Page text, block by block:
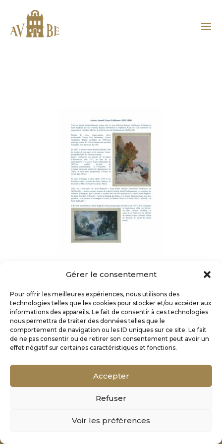
Gérer le consentement
Pour offrir les meilleures expériences, nous utilisons des
technologies telles que les cookies pour stocker et/ou accéder aux
informations des appareils. Le fait de consentir à ces technologies
nous permettra de traiter des données telles que le
comportement de navigation ou les ID uniques sur ce site. Le fait
de ne pas consentir ou de retirer son consentement peut avoir un
effet négatif sur certaines caractéristiques et fonctions.
Accepter
Refuser
Voir les préférences
Mentions Légales